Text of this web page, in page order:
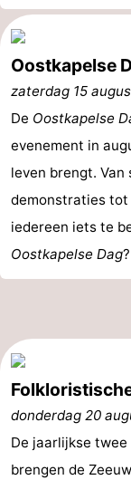
Schouwen
Natuur
Oranjezon
-
Oostkapelle
-
de
Westkapelle
-
Natuur
-
Middelburg
Zeeuws-
Vlaanderen
-
Nieuwvliet
-
Sluis
-
Oostkapelse
zaterdag 15
De Oostkapelse
evenement in
leven brengt.
demonstraties tot
iedereen iets te
Oostkapelse Dag
donderdag 20
De jaarlijkse twee
brengen de